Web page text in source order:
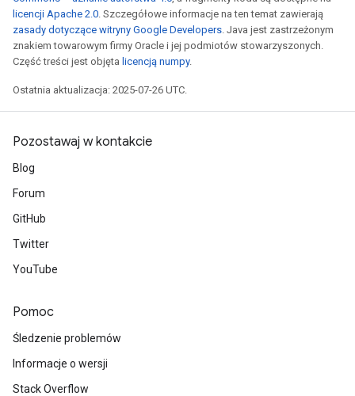
licencji Apache 2.0. Szczegółowe informacje na ten temat zawierają
zasady dotyczące witryny Google Developers. Java jest zastrzeżonym
znakiem towarowym firmy Oracle i jej podmiotów stowarzyszonych.
Część treści jest objęta licencją numpy.
Ostatnia aktualizacja: 2025-07-26 UTC.
Pozostawaj w kontakcie
Blog
Forum
GitHub
Twitter
YouTube
Pomoc
Śledzenie problemów
Informacje o wersji
Stack Overflow